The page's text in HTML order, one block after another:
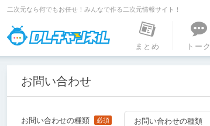
二次元なら何でもお任せ！みんなで作る二次元情報サイト！
DLチャンネル
まとめ
トーク
お問い合わせ
お問い合わせの種類 お問い合わせの種類